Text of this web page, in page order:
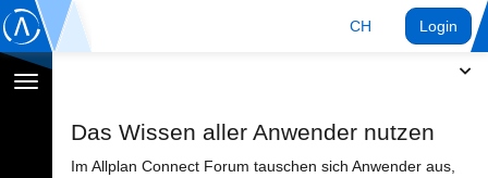
CH Login
Navigation
Das Wissen aller Anwender nutzen
Im Allplan Connect Forum tauschen sich Anwender aus,